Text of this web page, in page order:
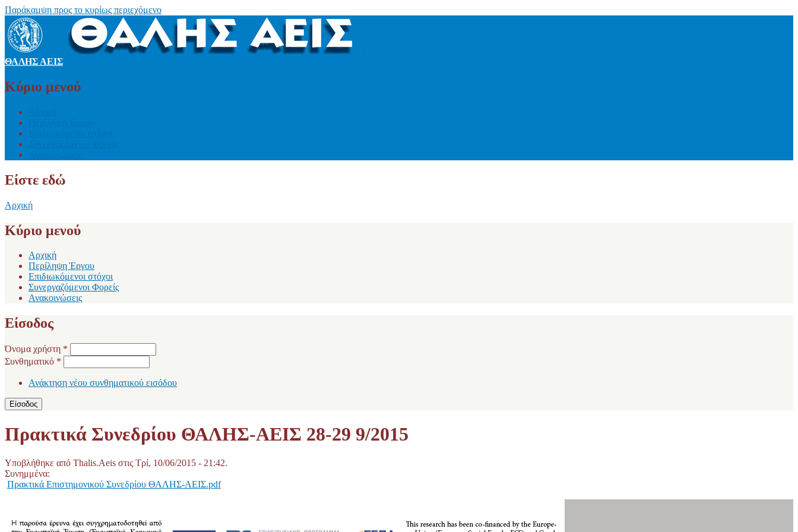
Παράκαμψη προς το κυρίως περιεχόμενο
ΘΑΛΗΣ ΑΕΙΣ
Κύριο μενού
Είστε εδώ
Αρχική
Κύριο μενού
Αρχική
Περίληψη Έργου
Επιδιωκόμενοι στόχοι
Συνεργαζόμενοι Φορείς
Ανακοινώσεις
Είσοδος
Όνομα χρήστη *
Συνθηματικό *
Ανάκτηση νέου συνθηματικού εισόδου
Πρακτικά Συνεδρίου ΘΑΛΗΣ-ΑΕΙΣ 28-29 9/2015
Υποβλήθηκε από Thalis.Aeis στις Τρί, 10/06/2015 - 21:42.
Συνημμένα:
Πρακτικά Επιστημονικού Συνεδρίου ΘΑΛΗΣ-ΑΕΙΣ.pdf